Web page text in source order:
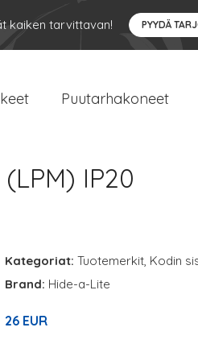
kaiken tarvittavan! PYYDÄ
Puutarhakoneet
IP20
Kategoriat: Tuotemerkit, Kodin
Brand: Hide-a-Lite
26 EUR